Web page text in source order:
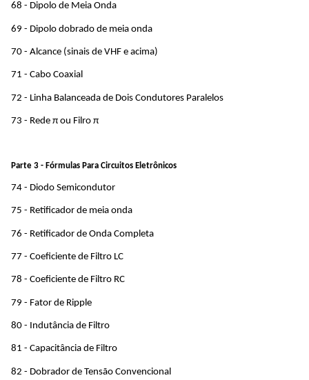
68 - Dipolo de Meia Onda
69 - Dipolo dobrado de meia onda
70 - Alcance (sinais de VHF e acima)
71 - Cabo Coaxial
72 - Linha Balanceada de Dois Condutores Paralelos
73 - Rede π ou Filro π
Parte 3 - Fórmulas Para Circuitos Eletrônicos
74 - Diodo Semicondutor
75 - Retificador de meia onda
76 - Retificador de Onda Completa
77 - Coeficiente de Filtro LC
78 - Coeficiente de Filtro RC
79 - Fator de Ripple
80 - Indutância de Filtro
81 - Capacitância de Filtro
82 - Dobrador de Tensão Convencional